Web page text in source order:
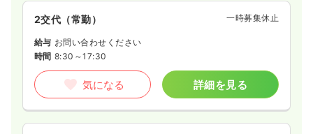
2交代（常勤） 一時募集休止
給与 お問い合わせください
時間 8:30～17:30
気になる 詳細を見る